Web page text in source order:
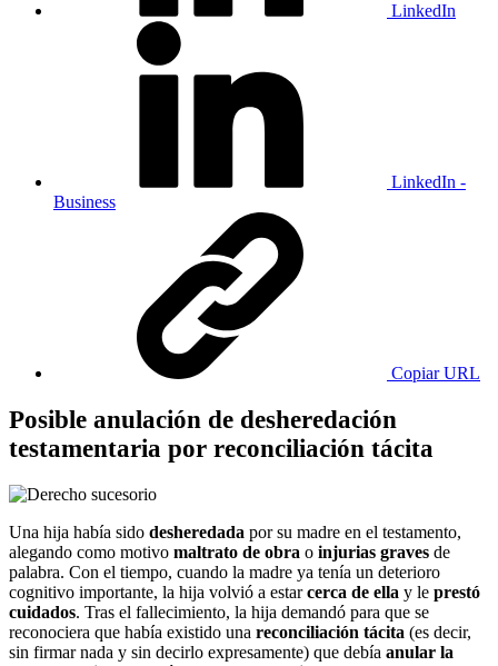
LinkedIn
LinkedIn -
Business
Copiar URL
Posible anulación de desheredación
testamentaria por reconciliación tácita
Una hija había sido desheredada por su madre en el testamento,
alegando como motivo maltrato de obra o injurias graves de
palabra. Con el tiempo, cuando la madre ya tenía un deterioro
cognitivo importante, la hija volvió a estarcerca de ella y le prestó
cuidados. Tras el fallecimiento, la hija demandó para que se
reconociera que había existido una reconciliación tácita (es decir,
sin firmar nada y sin decirlo expresamente) que debía anular la